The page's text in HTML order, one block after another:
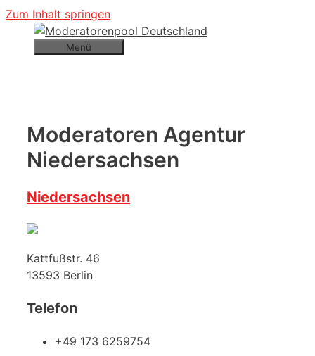
Zum Inhalt springen
Menü
Moderatoren Agentur
Niedersachsen
Niedersachsen
Kattfußstr. 46
13593 Berlin
Telefon
+49 173 6259754